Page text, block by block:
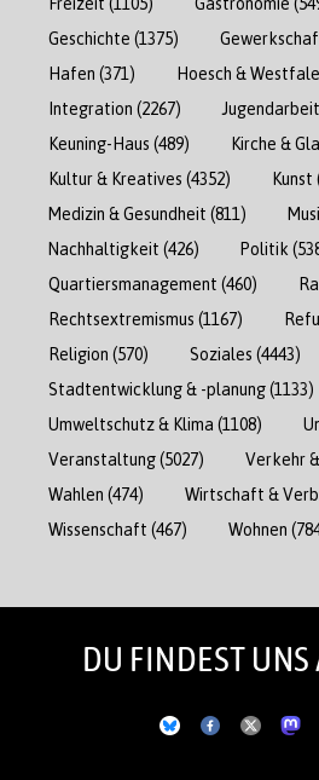
Geschichte (1375)
Hafen (371) Hoesch &
Integration (2267) Jugendarbeit
Keuning-Haus (489) Kirche &
Kultur & Kreatives (4352) Kunst
Medizin & Gesundheit (811)
Nachhaltigkeit (426) Politik
Quartiersmanagement (460)
Rechtsextremismus (1167)
Religion (570) Soziales (4443)
Stadtentwicklung & -planung(1133)
Umweltschutz & Klima (1108)
Veranstaltung(5027) Verkehr
Wahlen (474) Wirtschaft &
Wissenschaft (467) Wohnen
DU FINDEST UNS